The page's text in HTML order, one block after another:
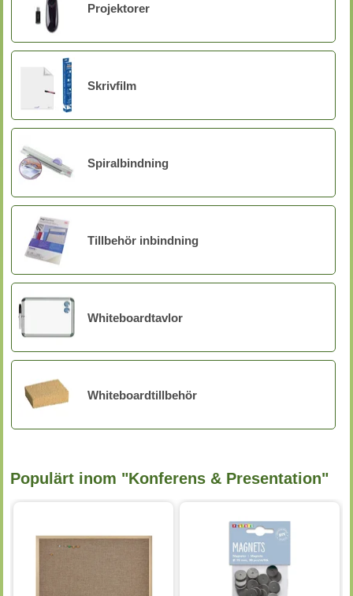
Projektorer
Skrivfilm
Spiralbindning
Tillbehör inbindning
Whiteboardtavlor
Whiteboardtillbehör
Populärt inom "Konferens & Presentation"